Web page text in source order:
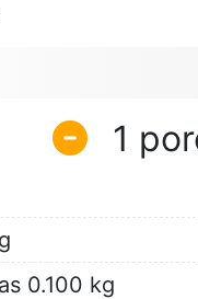
1
0.100 kg